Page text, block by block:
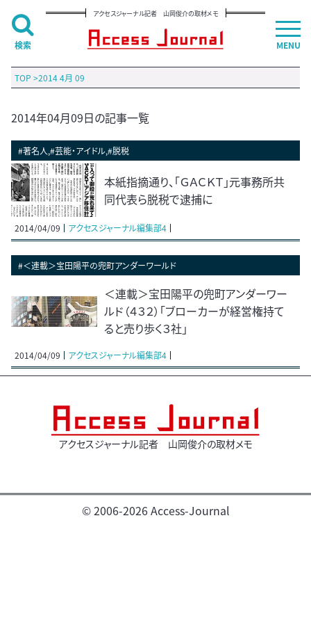
アクセスジャーナル記者 山岡俊介の取材メモ
TOP >2014 4月 09
2014年04月09日の記事一覧
#著名人,#芸能・アイドル,#脱税
本紙指摘通り、「ＧＡＣＫＴ」元事務所共
同代表ら脱税で逮捕に
2014/04/09 アクセスジャーナル編集部4
#＜連載＞宝田陽平の兜町アンダーワールド
＜連載＞宝田陽平の兜町アンダーワー
ルド（４３２）「ブローカーが経営権持て
ると売り歩く３社」
2014/04/09 アクセスジャーナル編集部4
アクセスジャーナル記者 山岡俊介の取材メモ
© 2006-2026 Access-Journal
MENU
検索